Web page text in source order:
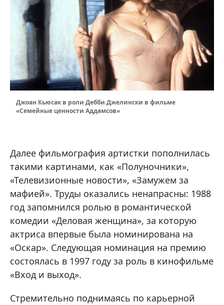
Джоан Кьюсак в роли Дебби Джелински в фильме
«Семейные ценности Аддамсов»
Далее фильмография артистки пополнилась
такими картинами, как «Полуночники»,
«Телевизионные новости», «Замужем за
мафией». Труды оказались ненапрасны: 1988
год запомнился ролью в романтической
комедии «Деловая женщина», за которую
актриса впервые была номинирована на
«Оскар». Следующая номинация на премию
состоялась в 1997 году за роль в кинофильме
«Вход и выход».
Стремительно поднимаясь по карьерной